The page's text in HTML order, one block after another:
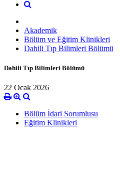
Akademik
Bölüm ve Eğitim Klinikleri
Dahili Tıp Bilimleri Bölümü
Dahili Tıp Bilimleri Bölümü
22 Ocak 2026
Bölüm İdari Sorumlusu
Eğitim Klinikleri